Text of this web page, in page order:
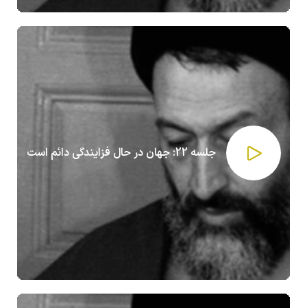
جلسه 22: جهان در حال فزایندگی دائم است